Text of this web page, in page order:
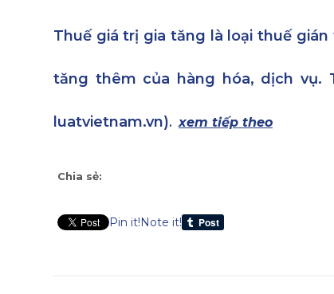
Thuế giá trị gia tăng là loại thuế
tăng thêm của hàng hóa, dịch vụ.
luatvietnam.vn).xem tiếp theo
Chia sẻ:
Pin it!Note it!